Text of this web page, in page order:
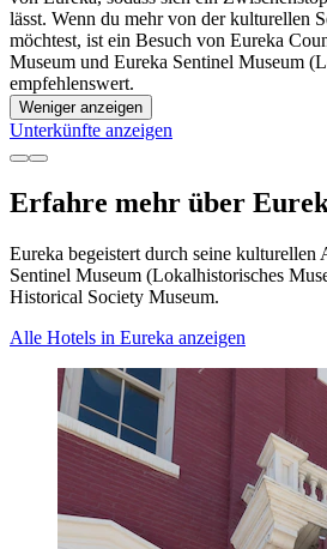
lässt. Wenn du mehr von der kulturellen
möchtest, ist ein Besuch von Eureka
Museum und Eureka Sentinel Museum
empfehlenswert.
Weniger anzeigen
Unterkünfte anzeigen
Erfahre mehr über
Eureka begeistert durch seine kulturellen
Sentinel Museum (Lokalhistorisches
Historical Society Museum.
Alle Hotels in Eureka anzeigen